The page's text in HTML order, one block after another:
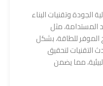
الجودة وتقنيات البناء
المستدامة، مثل
الموفر للطاقة، بشكل
التقنيات لتحقيق
مما يضمن